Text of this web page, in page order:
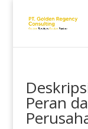
Peran